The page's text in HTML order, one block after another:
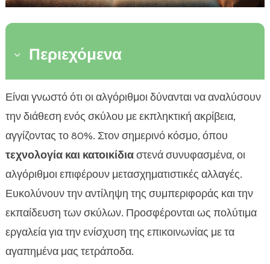
3 Περιεχόμενα
 Τι είναι οι αλγόριθμοι συμπεριφοράς σκύλων;
 Πώς λειτουργούν οι αλγόριθμοι συμπεριφοράς
 Ο ρόλος της τεχνητής νοημοσύνης
 Πλεονεκτήματα της χρήσης αλγορίθμων στη
συμπεριφορά σκύλων
Πώς οι αλγόριθμοι συμβάλλουν στην καλύτερη
κατανόηση του σκύλου σας
Η σημασία των δεδομένων στην ανάλυση
συμπεριφοράς
 Περιορισμοί και προκλήσεις των αλγορίθμων
Είναι γνωστό ότι οι αλγόριθμοι δύνανται να αναλύσουν
την διάθεση ενός σκύλου με εκπληκτική ακρίβεια,
αγγίζοντας το 80%. Στον σημερινό κόσμο, όπου
τεχνολογία και κατοικίδιαστενά συνυφασμένα, οι
αλγόριθμοι επιφέρουν μετασχηματιστικές αλλαγές.
Ευκολύνουν την αντίληψη της συμπεριφοράς και την
εκπαίδευση των σκύλων. Προσφέρονται ως πολύτιμα
εργαλεία για την ενίσχυση της επικοινωνίας με τα
αγαπημένα μας τετράποδα.